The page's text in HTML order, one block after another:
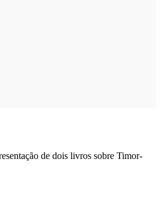
de dois livros sobre Timor-